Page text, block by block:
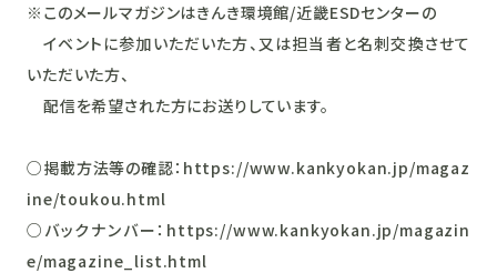
※このメールマガジンはきんき環境館/近畿ESDセンターの
イベントに参加いただいた方、又は担当者と名刺交換させて
いただいた方、
配信を希望された方にお送りしています。
○掲載方法等の確認：https://www.kankyokan.jp/magaz
ine/toukou.html
○バックナンバー：https://www.kankyokan.jp/magazin
e/magazine_list.html